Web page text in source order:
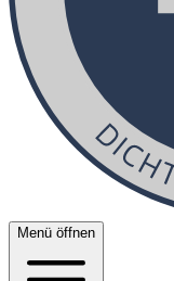
Menü öffnen